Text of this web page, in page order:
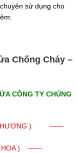
sử dụng cho
Chống Cháy –
CÔNG TY CHÚNG
( HƯƠNG ) ——
( HOA ) ——